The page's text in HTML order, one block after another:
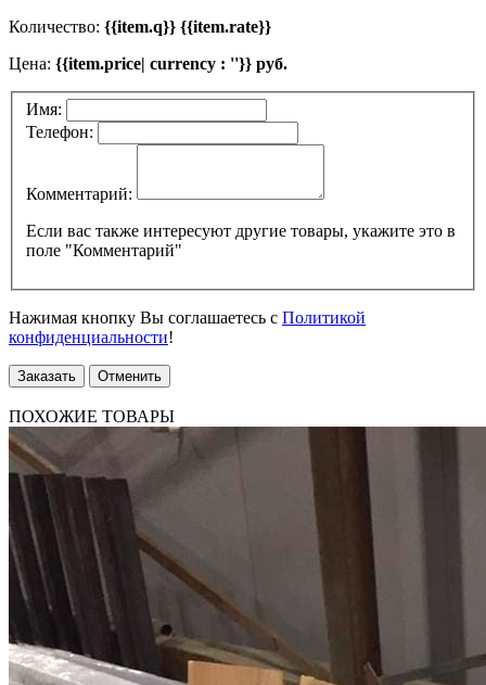
Количество: {{item.q}} {{item.rate}}
Цена: {{item.price| currency : ''}} руб.
Имя:
Телефон:
Комментарий:
Если вас также интересуют другие товары, укажите это в
поле "Комментарий"
Нажимая кнопку Вы соглашаетесь с Политикой
конфиденциальности!
Заказать Отменить
ПОХОЖИЕ ТОВАРЫ